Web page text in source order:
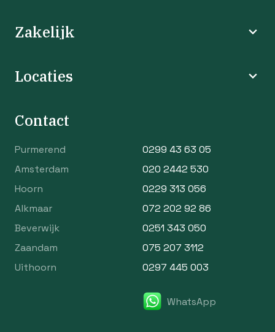
Zakelijk
Locaties
Contact
Purmerend
0299 43 63 05
Amsterdam
020 2442 530
Hoorn
0229 313 056
Alkmaar
072 202 92 86
Beverwijk
0251 343 050
Zaandam
075 207 3112
Uithoorn
0297 445 003
WhatsApp